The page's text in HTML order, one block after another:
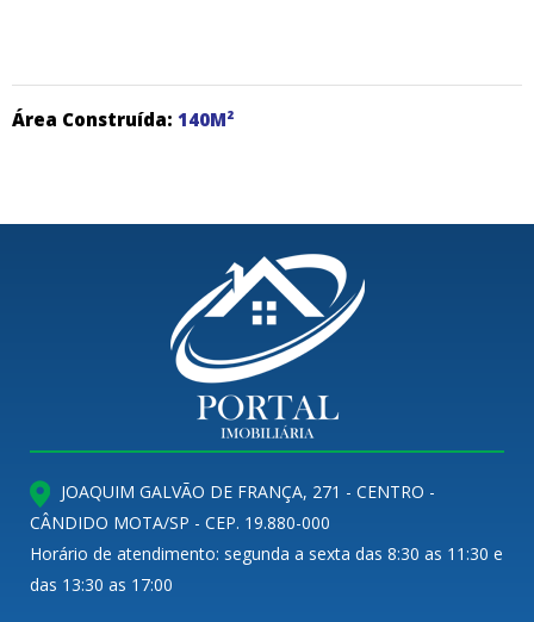
Área Construída: 140M²
JOAQUIM GALVÃO DE FRANÇA, 271 - CENTRO -
CÂNDIDO MOTA/SP - CEP. 19.880-000
Horário de atendimento: segunda a sexta das 8:30 as 11:30 e
das 13:30 as 17:00